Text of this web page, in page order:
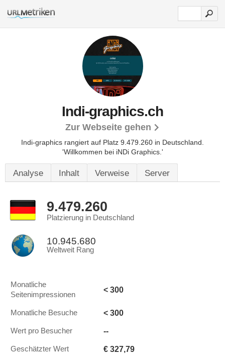
Indi-graphics.ch
Zur Webseite gehen
Indi-graphics rangiert auf Platz 9.479.260 in Deutschland.
'Willkommen bei iNDi Graphics.'
Analyse Inhalt Verweise Server
9.479.260
Platzierung in Deutschland
10.945.680
Weltweit Rang
Monatliche
Seitenimpressionen
< 300
Monatliche Besuche < 300
Wert pro Besucher --
Geschätzter Wert € 327,79